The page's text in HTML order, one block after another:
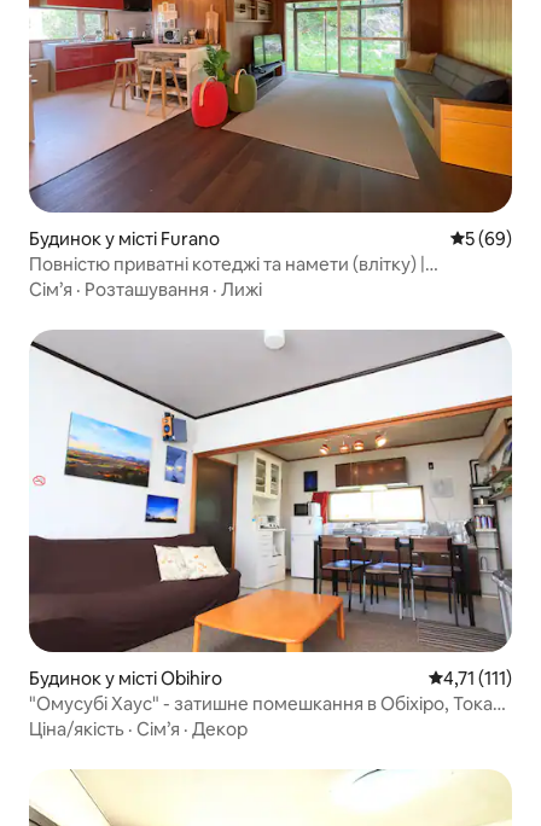
Будинок у місті Furano Середня
5 (69)
Повністю приватні котеджі та намети (влітку) |
Барбекю/switch/кіно | Розваги для всіх: від немовлят до
Сім’я · Розташування · Лижі
Будинок у місті Obihiro Середня
4,71 (111)
"Омусубі Хаус" - затишне помешкання в Обіхіро, Токаті,
вільний будинок для оренди, можна з домашніми
Ціна/якість · Сім’я · Декор